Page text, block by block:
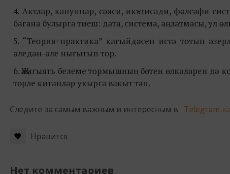
4. Актлар, кануннар, сәяси, икътисади, фәлсәфи
багана булырга тиеш: дата, система, аңлатмасы, ул
5. “Теория+практика” кагыйдәсен истә тотып
әледән-әле ныгытып тор.
6. Җәмгыять белеме тормышның бөтен өлкәләрен дә
төрле китаплар укырга вакыт тап.
Следите за самым важным и интересным в Telegram-
Нравится
Нет комментариев